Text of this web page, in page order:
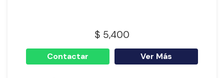
$ 5,400
Contactar Ver Más